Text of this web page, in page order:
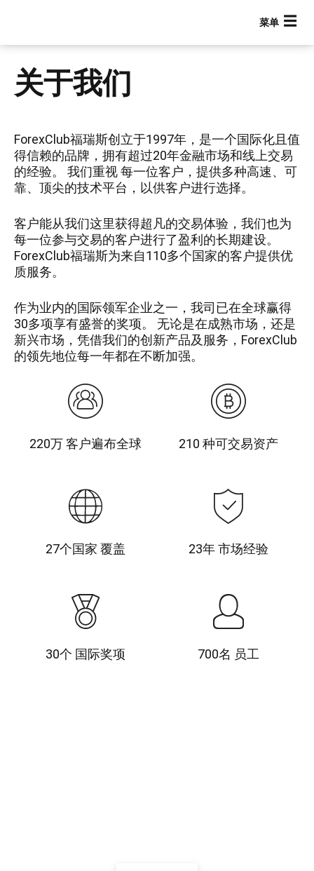
关于我们
ForexClub福瑞斯创立于1997年，是一个国际化且值
得信赖的品牌，拥有超过20年金融市场和线上交易
的经验。 我们重视 每一位客户，提供多种高速、可
靠、顶尖的技术平台，以供客户进行选择。
客户能从我们这里获得超凡的交易体验，我们也为
每一位参与交易的客户进行了盈利的长期建设。
ForexClub福瑞斯为来自110多个国家的客户提供优
质服务。
作为业内的国际领军企业之一，我司已在全球赢得
30多项享有盛誉的奖项。 无论是在成熟市场，还是
新兴市场，凭借我们的创新产品及服务，ForexClub
的领先地位每一年都在不断加强。
220万 客户遍布全球 210 种可交易资产
27个国家 覆盖 23年 市场经验
30个 国际奖项 700名 员工